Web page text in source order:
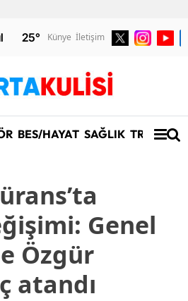
25° Künye İletişim
BES/HAYAT SAĞLIK TRAFİK/
Genel
Özgür
atandı